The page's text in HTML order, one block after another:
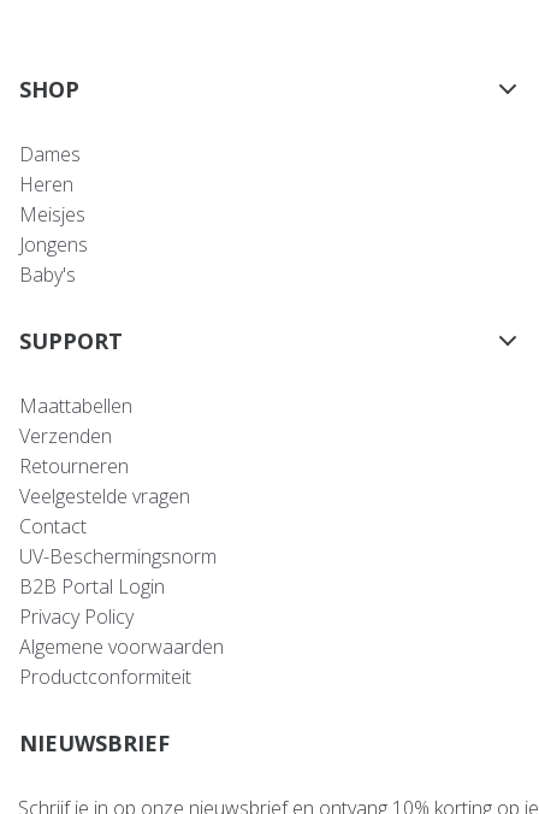
SHOP
Dames
Heren
Meisjes
Jongens
Baby's
SUPPORT
Maattabellen
Verzenden
Retourneren
Veelgestelde vragen
Contact
UV-Beschermingsnorm
B2B Portal Login
Privacy Policy
Algemene voorwaarden
Productconformiteit
NIEUWSBRIEF
Schrijf je in op onze nieuwsbrief en ontvang 10% korting op je